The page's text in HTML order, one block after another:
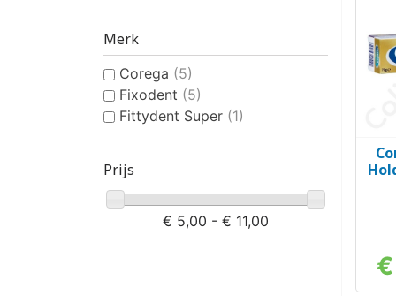
Merk
Corega (5)
Fixodent (5)
Fittydent Super (1)
Prijs
€ 5,00 - € 11,00